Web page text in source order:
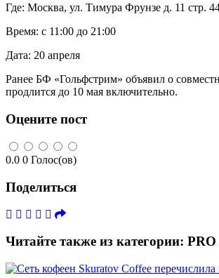
Где: Москва, ул. Тимура Фрунзе д. 11 стр.
Время: с 11:00 до 21:00
Дата: 20 апреля
Ранее БФ «Гольфстрим» объявил о
продлится до 10 мая включительно.
Оцените пост
0.0 0 Голос(ов)
Поделиться
Читайте также из категории: PRO